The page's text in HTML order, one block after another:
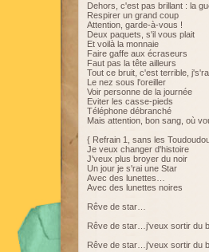
Dehors, c'est pas brillant : la
Respirer un grand coup
Attention, garde-à-vous !
Deux paquets, s'il vous plait
Et voilà la monnaie
Faire gaffe aux écraseurs
Faut pas la tête ailleurs
Tout ce bruit, c'est terrible,
Le nez sous l'oreiller
Voir personne de la journée
Eviter les casse-pieds
Téléphone débranché
Mais attention, bon sang, où
{ Refrain 1, sans les
Je veux changer d'histoire
J'veux plus broyer du noir
Un jour je s'rai une Star
Avec des lunettes…
Avec des lunettes noires
Rêve de star…
Rêve de star…j'veux sortir du
Rêve de star…j'veux sortir du